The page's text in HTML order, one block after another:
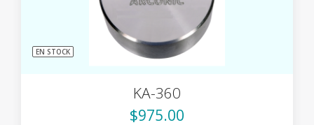
EN STOCK
KA-360
$975.00